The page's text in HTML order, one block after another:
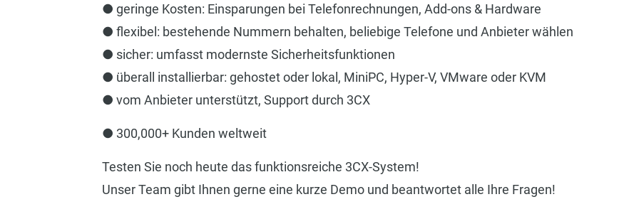
● geringe Kosten: Einsparungen bei Telefonrechnungen, Add-ons & Hardware
● flexibel: bestehende Nummern behalten, beliebige Telefone und Anbieter wählen
● sicher: umfasst modernste Sicherheitsfunktionen
● überall installierbar: gehostet oder lokal, MiniPC, Hyper-V, VMware oder KVM
● vom Anbieter unterstützt, Support durch 3CX
● 300,000+ Kunden weltweit
Testen Sie noch heute das funktionsreiche 3CX-System!
Unser Team gibt Ihnen gerne eine kurze Demo und beantwortet alle Ihre Fragen!